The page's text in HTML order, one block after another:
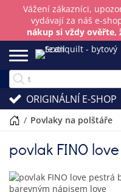
Vážení zákazníci,
vydávají za náš e-
nákup si vždy ověřte,
ORIGINÁLNÍ E-SHOP
/ povlaky na polštáře
povlak FINO